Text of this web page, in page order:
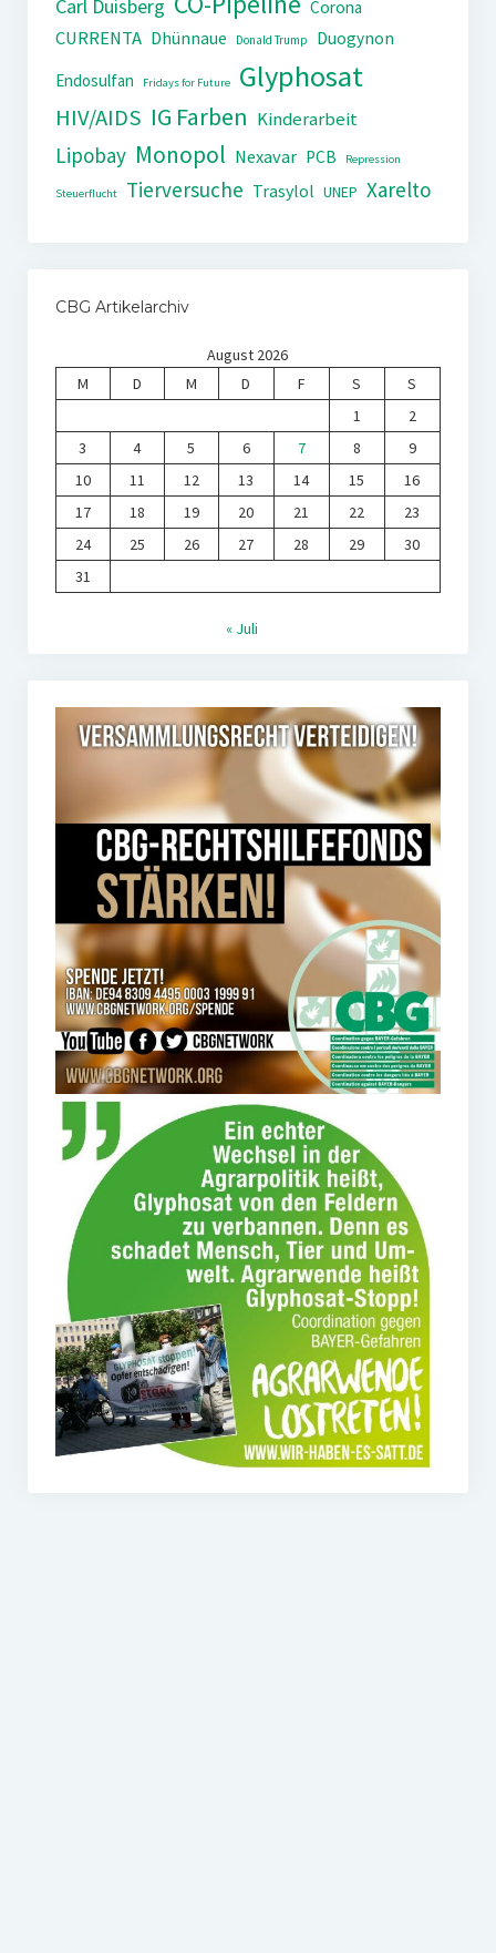
Carl Duisberg Corona
CURRENTA Dhünnaue Donald Trump
Duogynon
Endosulfan
Fridays for Future Glyphosat
HIV/AIDS IG Farben Kinderarbeit
Lipobay Monopol Nexavar PCB Repression
Steuerflucht Tierversuche Trasylol UNEP Xarelto
CBG Artikelarchiv
August 2026
M
D M D F S
S
1
2
3
4 5 6 7 8
9
10
11 12 13 14 15
16
17
18 19 20 21 22
23
24
25 26 27 28 29
30
31
« Juli